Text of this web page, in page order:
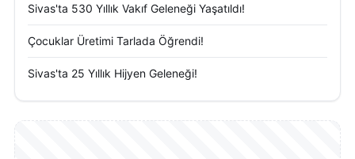
Sivas'ta 530 Yıllık Vakıf Geleneği Yaşatıldı!
Çocuklar Üretimi Tarlada Öğrendi!
Sivas'ta 25 Yıllık Hijyen Geleneği!